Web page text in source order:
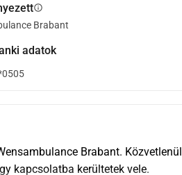
info
Brabant
adatok
Brabant. Közvetlenül
kapcsolatba kerültetek vele.